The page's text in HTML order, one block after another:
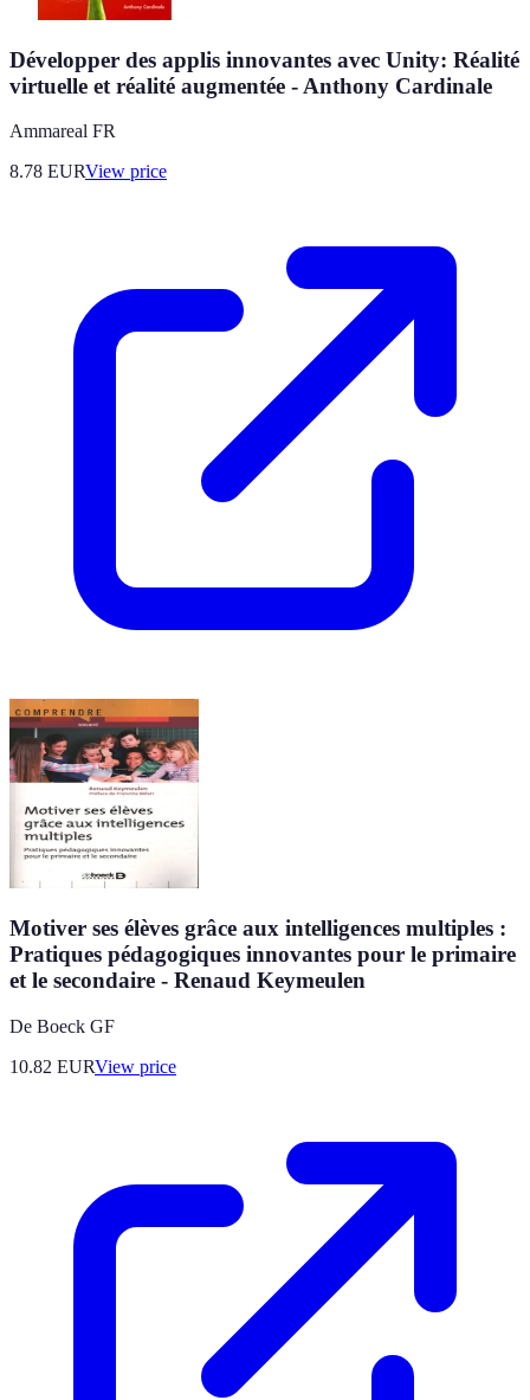
Développer des applis innovantes avec Unity: Réalité
virtuelle et réalité augmentée - Anthony Cardinale
Ammareal FR
8.78 EURView price
Motiver ses élèves grâce aux intelligences multiples :
Pratiques pédagogiques innovantes pour le primaire
et le secondaire - Renaud Keymeulen
De Boeck GF
10.82 EURView price